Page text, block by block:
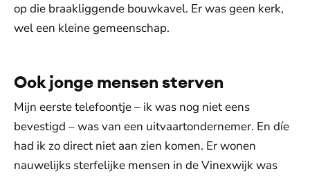
op die braakliggende bouwkavel. Er was geen kerk,
wel een kleine gemeenschap.
Ook jonge mensen sterven
Mijn eerste telefoontje – ik was nog niet eens
bevestigd – was van een uitvaartondernemer. En díe
had ik zo direct niet aan zien komen. Er wonen
nauwelijks sterfelijke mensen in de Vinexwijk was